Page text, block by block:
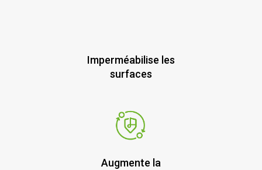
Imperméabilise les
surfaces
Augmente la